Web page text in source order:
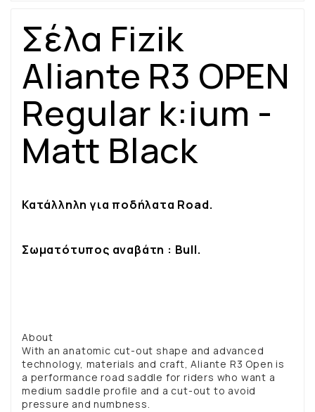
Σέλα Fizik
Aliante R3 OPEN
Regular k:ium -
Matt Black
Κατάλληλη για ποδήλατα Road.
Σωματότυπος αναβάτη : Bull.
About
With an anatomic cut-out shape and advanced
technology, materials and craft, Aliante R3 Open is
a performance road saddle for riders who want a
medium saddle profile and a cut-out to avoid
pressure and numbness.